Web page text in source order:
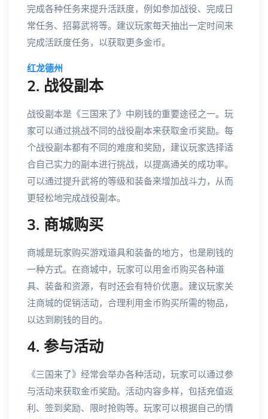
完成各种任务来提升活跃度，例如参加战役、完成日
常任务、招募武将等。建议玩家每天抽出一定时间来
完成活跃度任务，以获取更多金币。
红龙德州
2. 战役副本
战役副本是《三国来了》中刷钱的重要途径之一。玩
家可以通过挑战不同的战役副本来获取金币奖励。每
个战役副本都有不同的难度和奖励，建议玩家选择适
合自己实力的副本进行挑战，以提高通关的成功率。
可以通过提升武将的等级和装备来增加战斗力，从而
更轻松地完成战役副本。
3. 商城购买
商城是玩家购买游戏道具和装备的地方，也是刷钱的
一种方式。在商城中，玩家可以用金币购买各种道
具、装备和资源，有时还会有特价优惠。建议玩家关
注商城的促销活动，合理利用金币购买所需的物品，
以达到刷钱的目的。
4. 参与活动
《三国来了》经常会举办各种活动，玩家可以通过参
与活动来获取金币奖励。活动内容多样，包括充值返
利、签到奖励、限时抢购等。玩家可以根据自己的情